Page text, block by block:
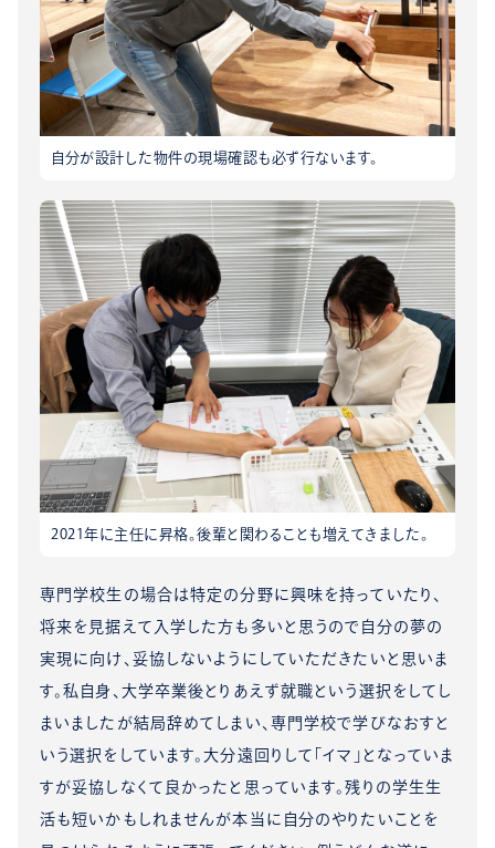
自分が設計した物件の現場確認も必ず行ないます。
2021年に主任に昇格。後輩と関わることも増えてきました。
専門学校生の場合は特定の分野に興味を持っていたり、
将来を見据えて入学した方も多いと思うので自分の夢の
実現に向け、妥協しないようにしていただきたいと思いま
す。私自身、大学卒業後とりあえず就職という選択をしてし
まいましたが結局辞めてしまい、専門学校で学びなおすと
いう選択をしています。大分遠回りして「イマ」となっていま
すが妥協しなくて良かったと思っています。残りの学生生
活も短いかもしれませんが本当に自分のやりたいことを